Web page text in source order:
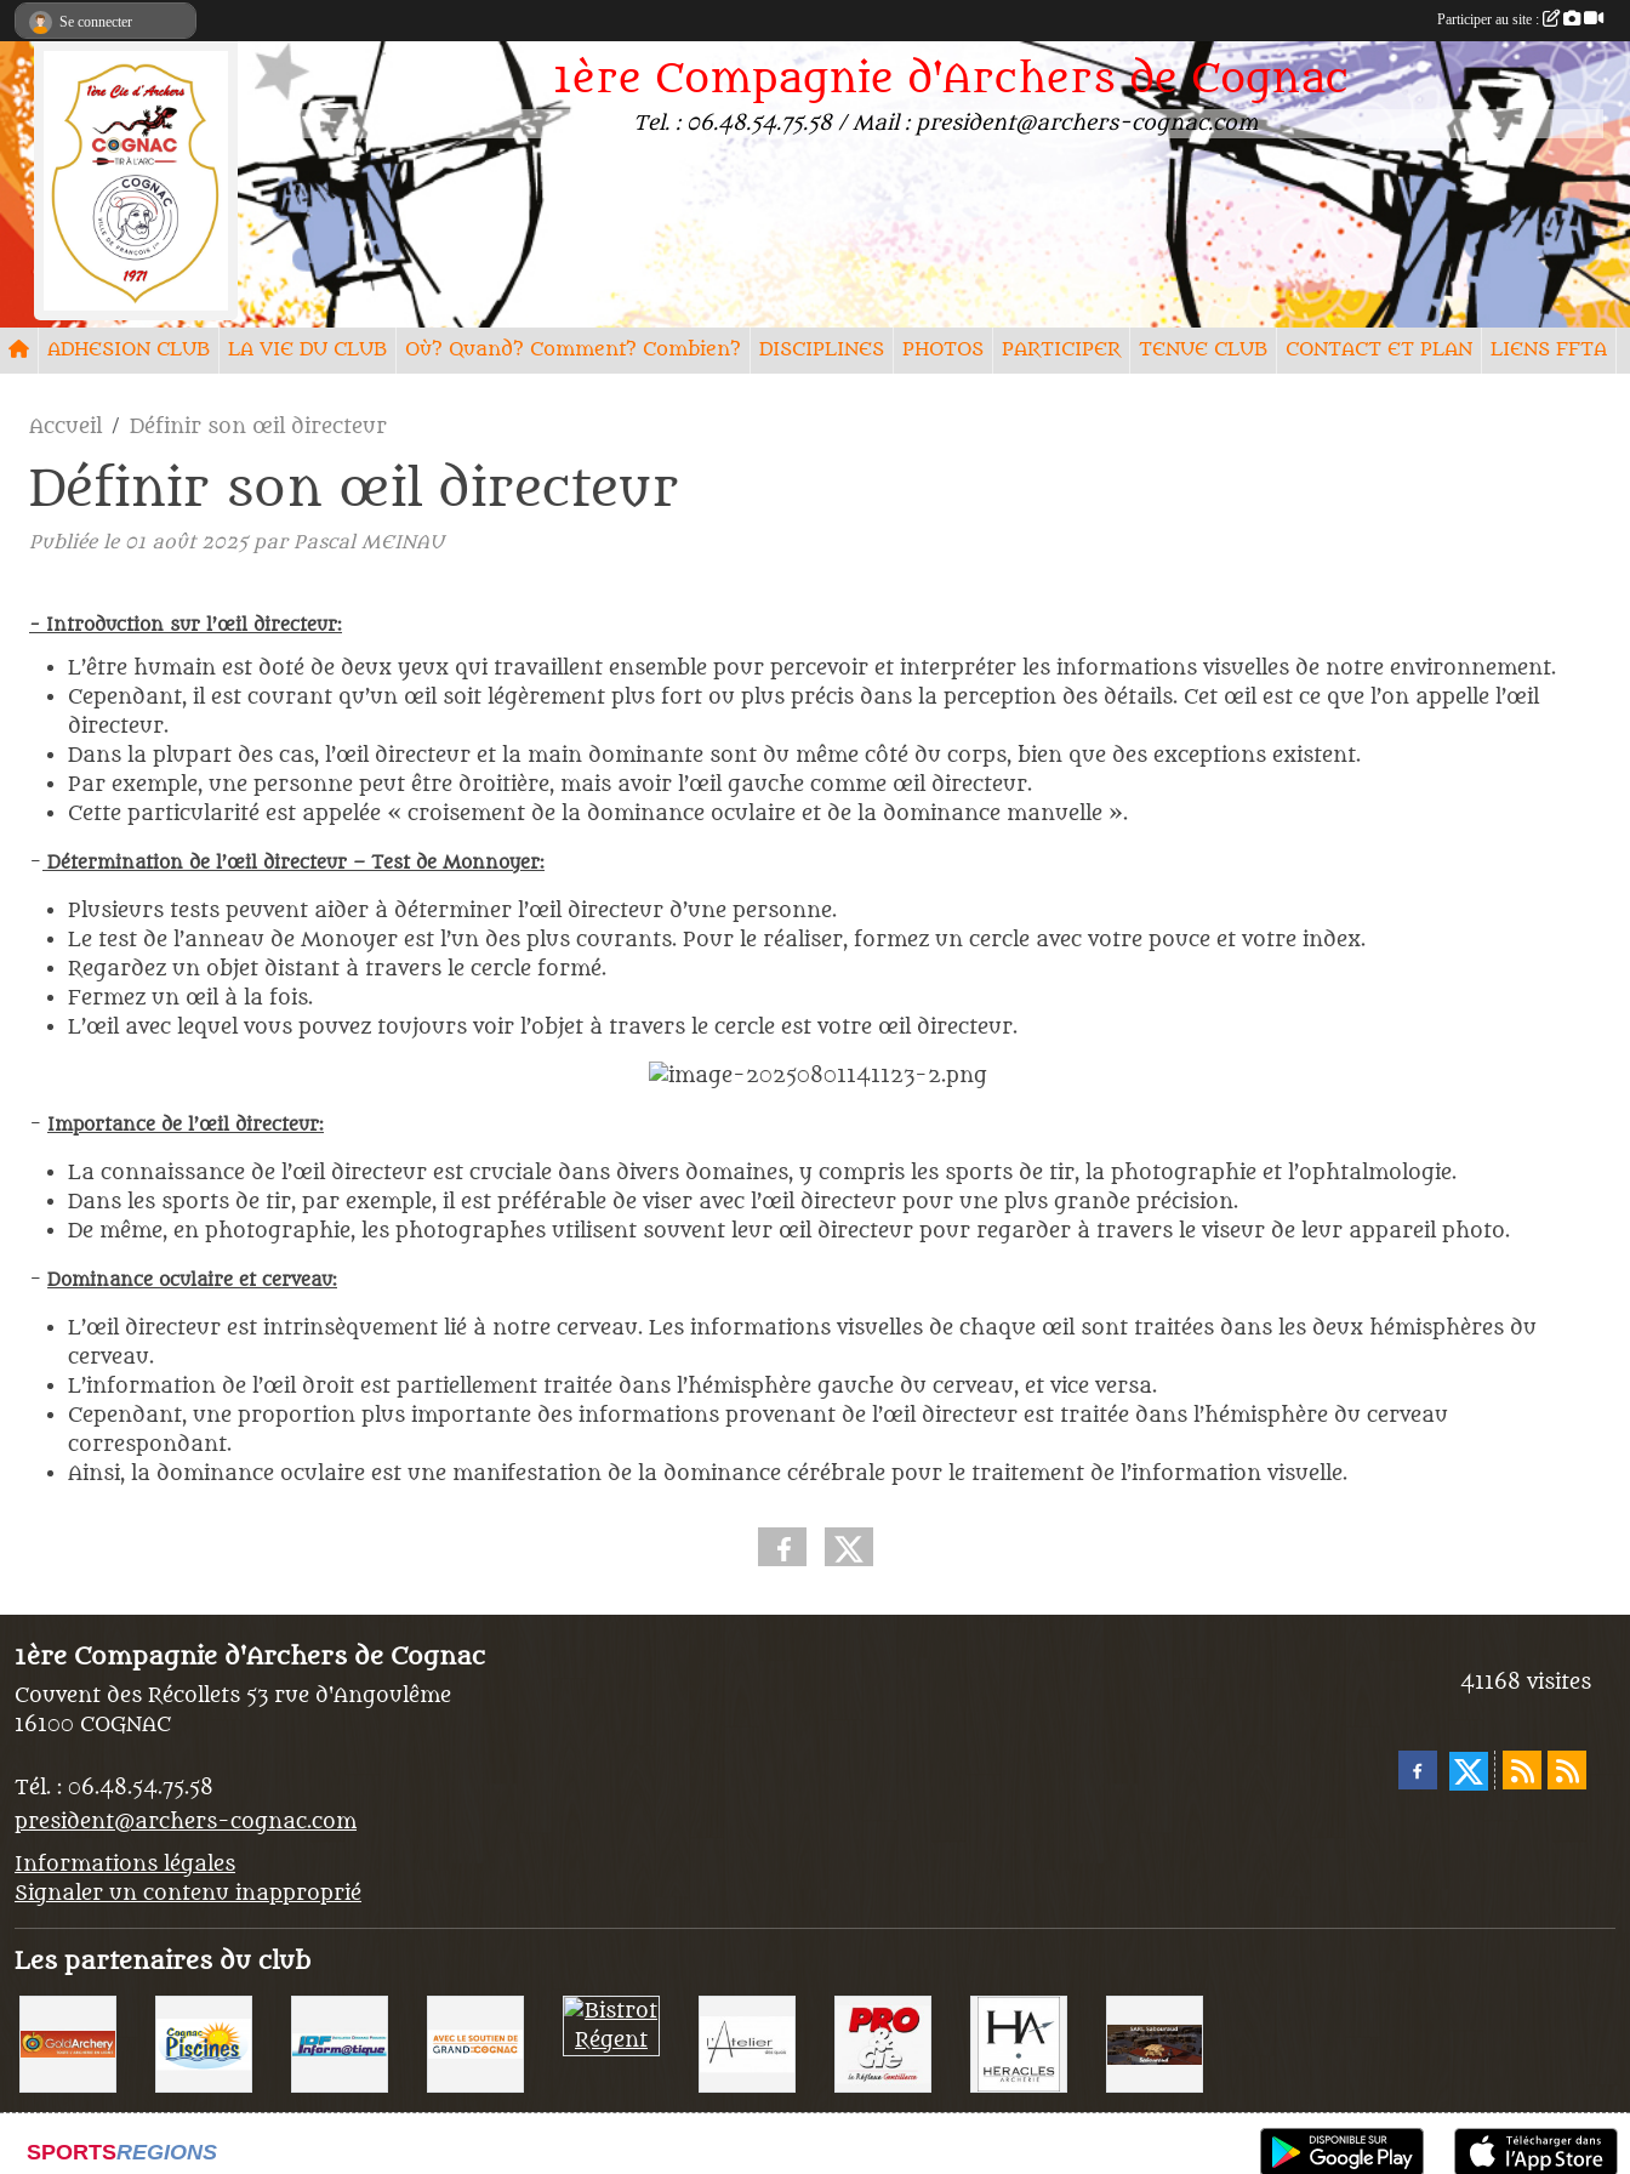
1ère Compagnie d'Archers de Cognac
Tel. : 06.48.54.75.58 / Mail : president@archers-cognac.com
ADHESION CLUB LA VIE DU CLUB Où? Quand? Comment? Combien? DISCIPLINES PHOTOS PARTICIPER TENUE CLUB CONTACT ET PLAN LIENS FFTA
Accueil Définir son œil directeur
Définir son œil directeur
Publiée le 01 août 2025par Pascal MEINAU
- Introduction sur l’œil directeur:
L’être humain est doté de deux yeux qui travaillent ensemble pour percevoir et interpréter les informations visuelles de notre environnement.
Cependant, il est courant qu’un œil soit légèrement plus fort ou plus précis dans la perception des détails. Cet œil est ce que l’on appelle l’œil
directeur.
Dans la plupart des cas, l’œil directeur et la main dominante sont du même côté du corps, bien que des exceptions existent.
Par exemple, une personne peut être droitière, mais avoir l’œil gauche comme œil directeur.
Cette particularité est appelée « croisement de la dominance oculaire et de la dominance manuelle ».
- Détermination de l’œil directeur – Test de Monnoyer:
Plusieurs tests peuvent aider à déterminer l’œil directeur d’une personne.
Le test de l’anneau de Monoyer est l’un des plus courants. Pour le réaliser, formez un cercle avec votre pouce et votre index.
Regardez un objet distant à travers le cercle formé.
Fermez un œil à la fois.
L’œil avec lequel vous pouvez toujours voir l’objet à travers le cercle est votre œil directeur.
- Importance de l’œil directeur:
La connaissance de l’œil directeur est cruciale dans divers domaines, y compris les sports de tir, la photographie et l’ophtalmologie.
Dans les sports de tir, par exemple, il est préférable de viser avec l’œil directeur pour une plus grande précision.
De même, en photographie, les photographes utilisent souvent leur œil directeur pour regarder à travers le viseur de leur appareil photo.
- Dominance oculaire et cerveau:
L’œil directeur est intrinsèquement lié à notre cerveau. Les informations visuelles de chaque œil sont traitées dans les deux hémisphères du
cerveau.
L’information de l’œil droit est partiellement traitée dans l’hémisphère gauche du cerveau, et vice versa.
Cependant, une proportion plus importante des informations provenant de l’œil directeur est traitée dans l’hémisphère du cerveau
correspondant.
Ainsi, la dominance oculaire est une manifestation de la dominance cérébrale pour le traitement de l’information visuelle.
1ère Compagnie d'Archers de Cognac
Couvent des Récollets 53 rue d'Angoulême
16100 COGNAC
Tél. : 06.48.54.75.58
president@archers-cognac.com
Informations légales
Signaler un contenu inapproprié
41168 visites
Les partenaires du club
SPORTSREGIONS
Se connecter Participer au site :
Panneau de gestion des cookies